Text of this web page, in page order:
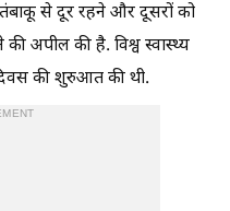
तंबाकू से दूर रहने और दूसरों को
अपील की है. विश्व स्वास्थ्य
की शुरुआत की थी.